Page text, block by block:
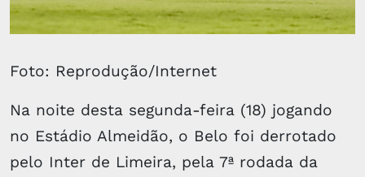
Foto: Reprodução/Internet
Na noite desta segunda-feira (18) jogando
no Estádio Almeidão, o Belo foi derrotado
pelo Inter de Limeira, pela 7ª rodada da